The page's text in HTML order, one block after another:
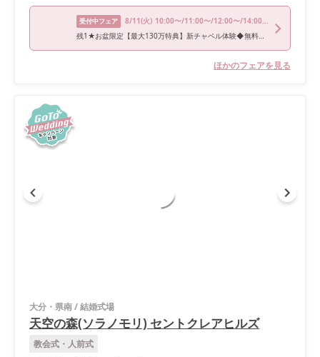
受付中フェア 8/11(火) 10:00〜/11:00〜/12:00〜/14:00〜/16:00〜
残1★お盆限定【最大130万特典】新チャペル体験◆無料試食＆試着
ほかのフェアを見る
大分・県南/結婚式場
天空の森(ソラノモリ) セントクレアヒルズ
教会式・人前式